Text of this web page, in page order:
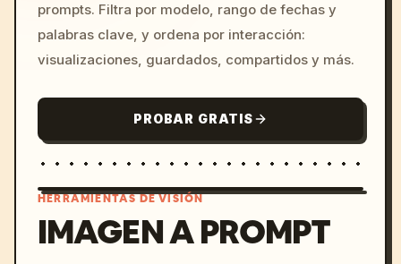
prompts. Filtra por modelo, rango de fechas y
palabras clave, y ordena por interacción:
visualizaciones, guardados, compartidos y más.
PROBAR GRATIS
HERRAMIENTAS DE VISIÓN
IMAGEN A PROMPT